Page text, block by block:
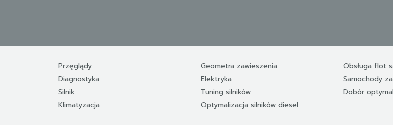
Przęglądy
Diagnostyka
Silnik
Klimatyzacja
Geometra zawieszenia
Elektryka
Tuning silników
Optymalizacja silników diesel
Obsługa flot
Samochody
Dobór